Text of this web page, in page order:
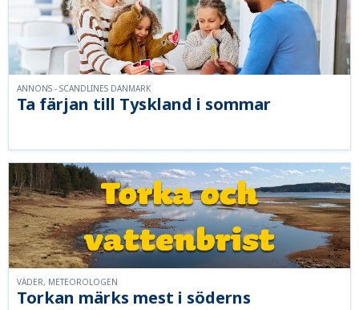
Ta färjan till Tyskland i sommar
ANNONS - SCANDLINES DANMARK
Torkan märks mest i söderns
VÄDER, METEOROLOGEN